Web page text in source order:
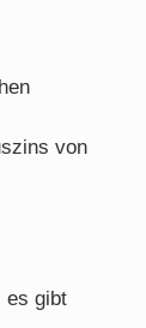
von
es gibt